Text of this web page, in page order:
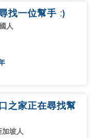
找一位幫手 :)
人
之家正在尋找幫
加坡人